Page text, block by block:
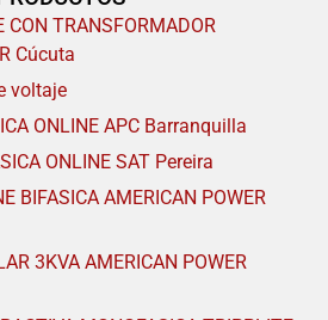
CON TRANSFORMADOR
Cúcuta
voltaje
ONLINE APC Barranquilla
ONLINE SAT Pereira
BIFASICA AMERICAN POWER
3KVA AMERICAN POWER